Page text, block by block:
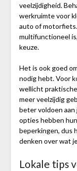
veelzijdigheid.
werkruimte voor
auto of
multifunctioneel
keuze.
Het is ook goed
nodig hebt. Voor
wellicht
meer veelzijdig
beter voldoen
opties hebben
beperkingen, dus
denken over wat
Lokale tips